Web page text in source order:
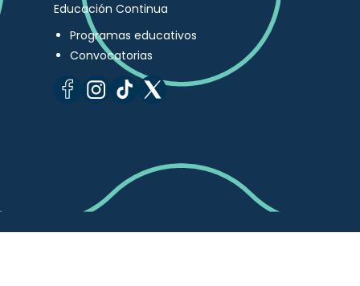
Educación Continua
Programas educativos
Convocatorias